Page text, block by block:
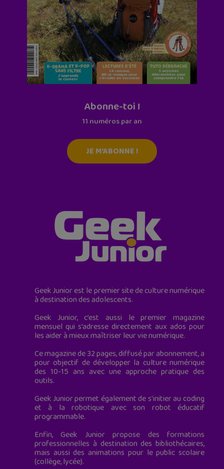
Abonne-toi !
11 numéros par an
JE M'ABONNE !
Geek Junior est le premier site de culture numérique
à destination des adolescents.
Geek Junior, c’est aussi le premier magazine
mensuel qui s’adresse directement aux ados pour
les aider à mieux maîtriser leur vie numérique.
Ce magazine de 32 pages, diffusé par abonnement, a
pour objectif de développer la culture numérique
des 10-15 ans avec une approche pratique des
outils.
Geek Junior permet également de s'initier au coding
et à la robotique avec son robot éducatif
programmable.
Enfin, Geek Junior propose des formations
professionnelles à destination des bibliothécaires,
mais aussi des animations pour le public scolaire
(collège, lycée).